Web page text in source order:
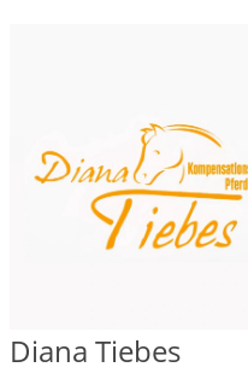
Diana Tiebes